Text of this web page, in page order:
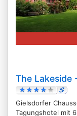
The Lakeside
Gielsdorfer
Tagungshotel mit